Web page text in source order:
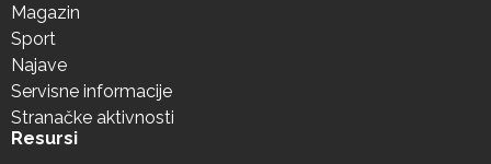
Magazin
Sport
Najave
Servisne informacije
Stranačke aktivnosti
Resursi